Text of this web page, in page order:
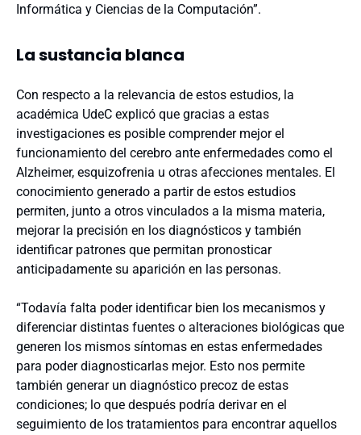
Informática y Ciencias de la Computación”.
La sustancia blanca
Con respecto a la relevancia de estos estudios, la
académica UdeC explicó que gracias a estas
investigaciones es posible comprender mejor el
funcionamiento del cerebro ante enfermedades como el
Alzheimer, esquizofrenia u otras afecciones mentales. El
conocimiento generado a partir de estos estudios
permiten, junto a otros vinculados a la misma materia,
mejorar la precisión en los diagnósticos y también
identificar patrones que permitan pronosticar
anticipadamente su aparición en las personas.
“Todavía falta poder identificar bien los mecanismos y
diferenciar distintas fuentes o alteraciones biológicas que
generen los mismos síntomas en estas enfermedades
para poder diagnosticarlas mejor. Esto nos permite
también generar un diagnóstico precoz de estas
condiciones; lo que después podría derivar en el
seguimiento de los tratamientos para encontrar aquellos